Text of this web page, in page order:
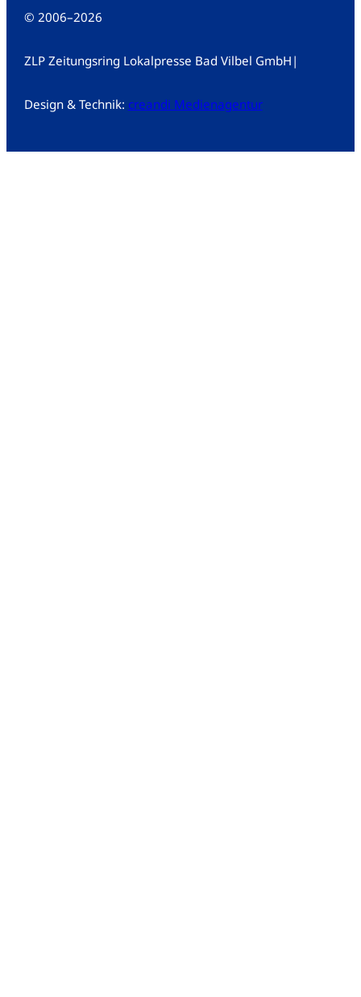
© 2006–2026
ZLP Zeitungsring Lokalpresse Bad Vilbel GmbH |
Design & Technik: creandi Medienagentur